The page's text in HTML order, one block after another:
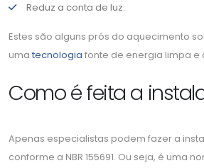
Reduz a conta de luz.
Estes são alguns prós do aquecimento
uma tecnologia fonte de energia limpa e
Como é feita a
Apenas especialistas podem fazer a
conforme a NBR 155691. Ou seja, é uma